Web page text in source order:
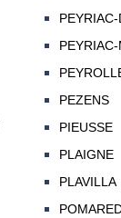
PEZENS
PIEUSSE
PLAIGNE
PLAVILLA